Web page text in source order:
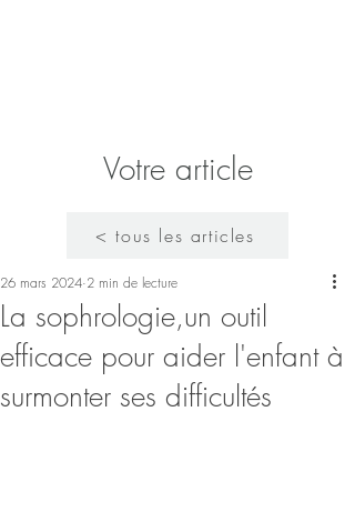
Votre article
< tous les articles
La sophrologie,un outil
efficace pour aider l'enfant à
surmonter ses difficultés
26 mars 2024 2 min de lecture